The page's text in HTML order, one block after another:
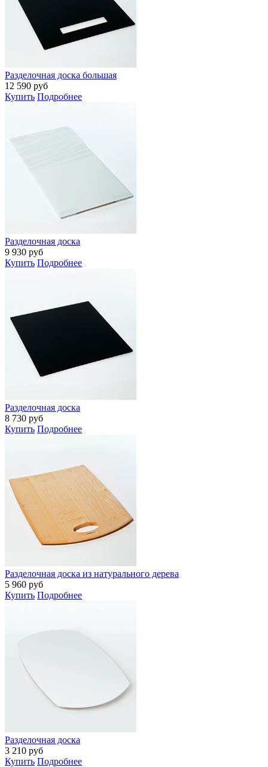
Разделочная доска большая
12 590 руб
Купить Подробнее
Разделочная доска
9 930 руб
Купить Подробнее
Разделочная доска
8 730 руб
Купить Подробнее
Разделочная доска из натурального дерева
5 960 руб
Купить Подробнее
Разделочная доска
3 210 руб
Купить Подробнее